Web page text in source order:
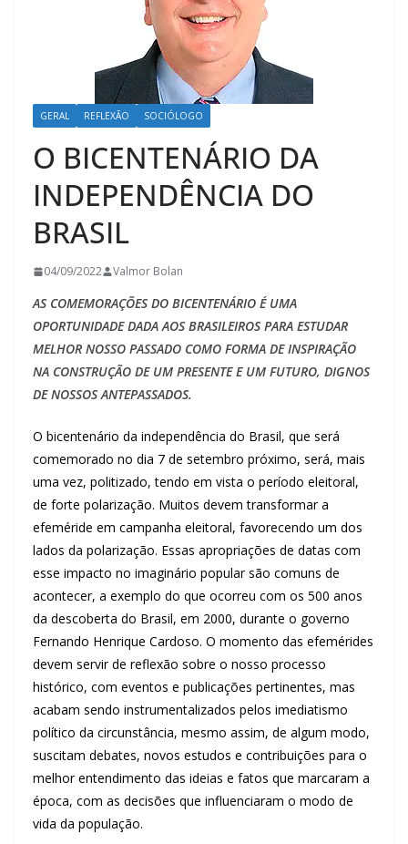
GERAL REFLEXÃO SOCIÓLOGO
O BICENTENÁRIO DA
INDEPENDÊNCIA DO
BRASIL
04/09/2022 Valmor Bolan
AS COMEMORAÇÕES DO BICENTENÁRIO É UMA
OPORTUNIDADE DADA AOS BRASILEIROS PARA ESTUDAR
MELHOR NOSSO PASSADO COMO FORMA DE INSPIRAÇÃO
NA CONSTRUÇÃO DE UM PRESENTE E UM FUTURO, DIGNOS
DE NOSSOS ANTEPASSADOS.
O bicentenário da independência do Brasil, que será
comemorado no dia 7 de setembro próximo, será, mais
uma vez, politizado, tendo em vista o período eleitoral,
de forte polarização. Muitos devem transformar a
efeméride em campanha eleitoral, favorecendo um dos
lados da polarização. Essas apropriações de datas com
esse impacto no imaginário popular são comuns de
acontecer, a exemplo do que ocorreu com os 500 anos
da descoberta do Brasil, em 2000, durante o governo
Fernando Henrique Cardoso. O momento das efemérides
devem servir de reflexão sobre o nosso processo
histórico, com eventos e publicações pertinentes, mas
acabam sendo instrumentalizados pelos imediatismo
político da circunstância, mesmo assim, de algum modo,
suscitam debates, novos estudos e contribuições para o
melhor entendimento das ideias e fatos que marcaram a
época, com as decisões que influenciaram o modo de
vida da população.